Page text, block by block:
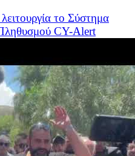
το Σύστημα
CY-Alert